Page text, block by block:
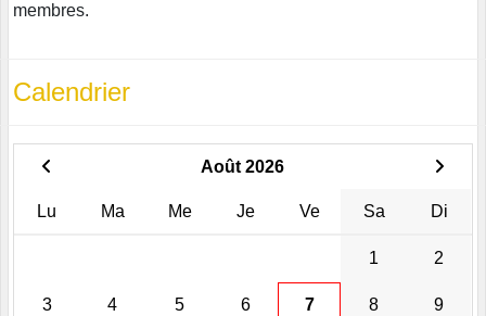
membres.
Calendrier
Août 2026
Lu Ma Me Je Ve Sa Di
1 2
3 4 5 6 7 8 9